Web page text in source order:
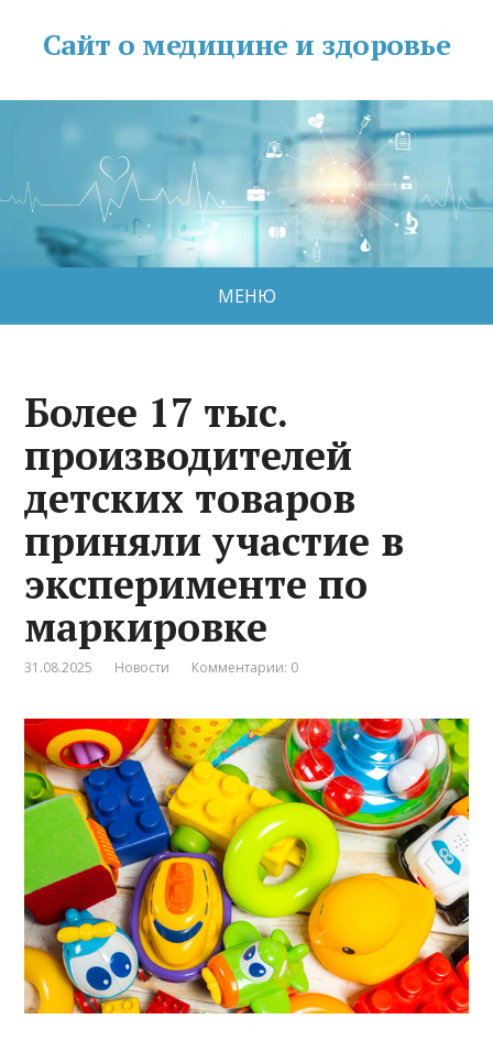
Сайт о медицине и здоровье
МЕНЮ
Более 17 тыс.
производителей
детских товаров
приняли участие в
эксперименте по
маркировке
31.08.2025 Новости Комментарии: 0